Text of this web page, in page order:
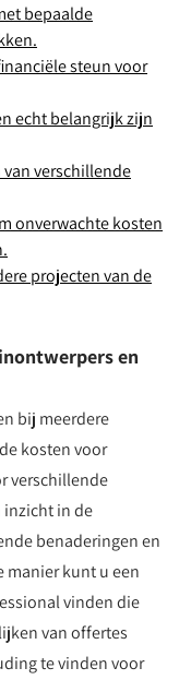
bepaalde
steun voor
echt belangrijk zijn
verschillende
onverwachte kosten
projecten van de
en
bij meerdere
kosten voor
verschillende
in de
benaderingen en
manier kunt u een
vinden die
van offertes
te vinden voor